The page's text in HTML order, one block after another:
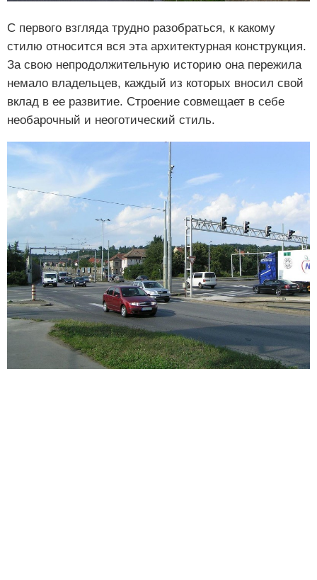
С первого взгляда трудно разобраться, к какому
стилю относится вся эта архитектурная конструкция.
За свою непродолжительную историю она пережила
немало владельцев, каждый из которых вносил свой
вклад в ее развитие. Строение совмещает в себе
необарочный и неоготический стиль.